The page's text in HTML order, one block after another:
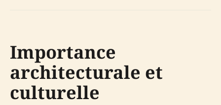
Importance
architecturale et
culturelle